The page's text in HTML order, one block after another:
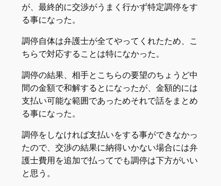
が、最終的に交渉がうまく行かず特定調停をす
る事になった。
調停自体は弁護士が全てやってくれたため、こ
ちらで対応することは特になかった。
調停の結果、相手とこちらの要望のちょうど中
間の金額で和解するとになったが、金額的には
支払い可能な範囲であっためそれで話をまとめ
る事になった。
調停をしなければ支払いをする事ができなかっ
たので、交渉の結果に納得いかない場合には弁
護士費用を追加で払ってでも調停は下方がいい
と思う。